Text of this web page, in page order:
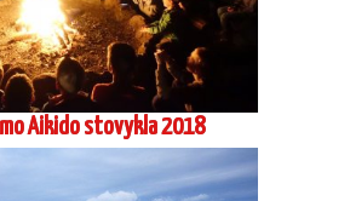
Aikido stovykla 2018